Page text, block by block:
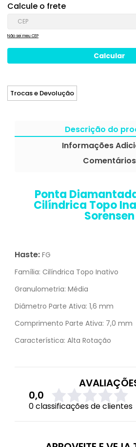
Calcule o frete
Não sei meu CEP
Trocas e Devolução
Descrição do
Informações
Comentários
Ponta
Cilíndrica Topo
Sorensen
Haste: FG
Família: Cilíndrica Topo Inativo
Granulometria: Média
Diâmetro Parte Ativa: 1,6 mm
Comprimento Parte Ativa: 7,0 mm
Característica: Alta Rotação
0,0
0 classificações de clientes